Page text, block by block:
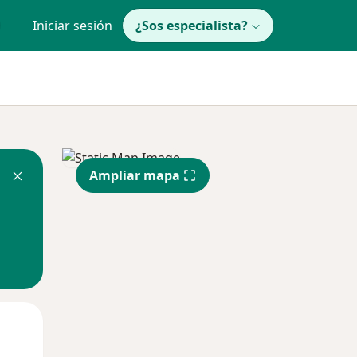
Iniciar sesión ¿Sos especialista?
Ampliar mapa